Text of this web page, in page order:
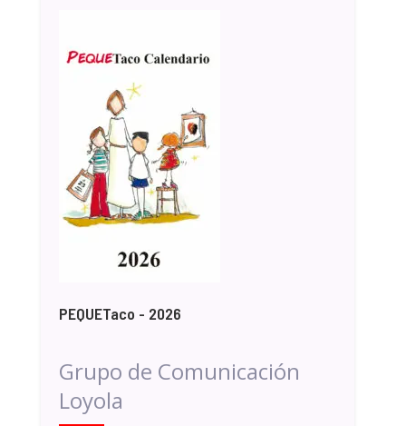
PEQUETaco - 2026
Grupo de Comunicación
Loyola